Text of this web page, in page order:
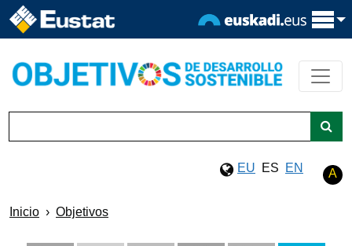
EU ES EN A
Inicio Objetivos